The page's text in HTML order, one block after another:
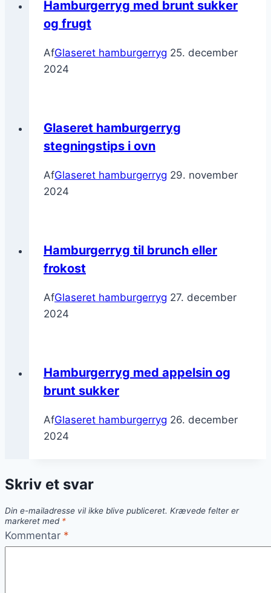
Hamburgerryg med brunt sukker
og frugt
AfGlaseret hamburgerryg 25. december
2024
Glaseret hamburgerryg
stegningstips i ovn
AfGlaseret hamburgerryg 29. november
2024
Hamburgerryg til brunch eller
frokost
AfGlaseret hamburgerryg 27. december
2024
Hamburgerryg med appelsin og
brunt sukker
AfGlaseret hamburgerryg 26. december
2024
Skriv et svar
Din e-mailadresse vil ikke blive publiceret. Krævede felter er
markeret med *
Kommentar *